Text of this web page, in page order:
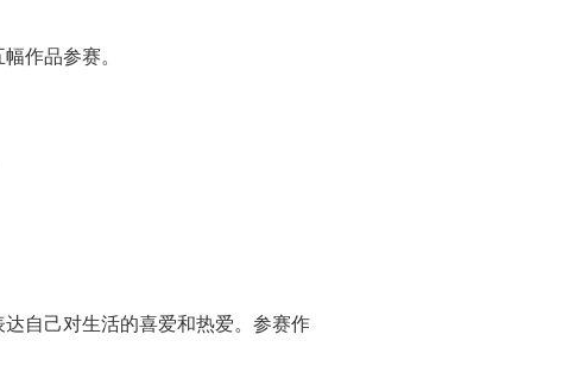
作品参赛。
自己对生活的喜爱和热爱。参赛作